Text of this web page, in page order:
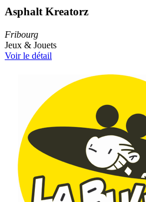
Asphalt Kreatorz
Fribourg
Jeux & Jouets
Voir le détail